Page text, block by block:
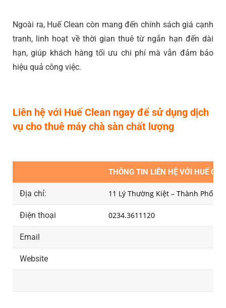
Ngoài ra, Huế Clean còn mang đến chính sách giá cạnh
tranh, linh hoạt về thời gian thuê từ ngắn hạn đến dài
hạn, giúp khách hàng tối ưu chi phí mà vẫn đảm bảo
hiệu quả công việc.
Liên hệ với Huế Clean ngay để sử dụng dịch
vụ cho thuê máy chà sàn chất lượng
THÔNG TIN LIÊN HỆ VỚI HUẾ
Địa chỉ: 11 Lý Thường Kiệt – Thành Phố
Điện thoại 0234.3611120
Email
Website